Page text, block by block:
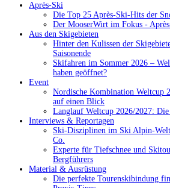
Après-Ski
Die Top 25 Après-Ski-Hits der
Der MooserWirt im Fokus -
Aus den Skigebieten
Hinter den Kulissen der
Saisonende
Skifahren im Sommer 2026 –
haben geöffnet?
Event
Nordische Kombination Weltcup
auf einen Blick
Langlauf Weltcup 2026/2027:
Interviews & Reportagen
Ski-Disziplinen im Ski Alpin-
Co.
Experte für Tiefschnee und
Bergführers
Material & Ausrüstung
Die perfekte Tourenskibindung